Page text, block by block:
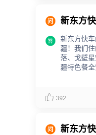
 新东方

新东方快
疆！我们
落、戈壁
疆特色餐
 392
 新东方